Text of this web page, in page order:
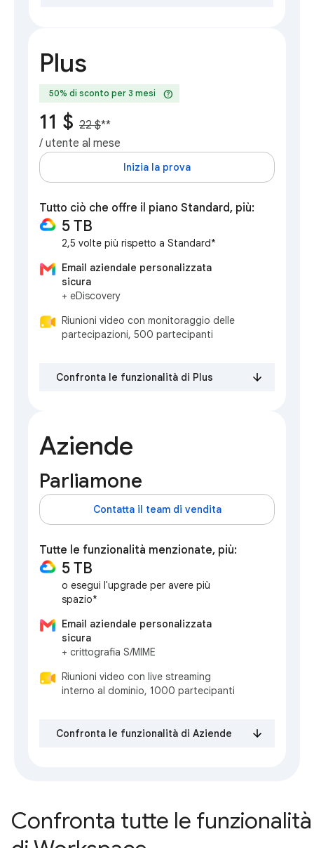
Plus
50% di sconto per 3 mesi help
11 $ 22 $**
/ utente al mese
Inizia la prova
Tutto ciò che offre il piano Standard, più:
5 TB
2,5 volte più rispetto a Standard*
Email aziendale personalizzata
sicura
+ eDiscovery
Riunioni video con monitoraggio delle
partecipazioni, 500 partecipanti
Confronta le funzionalità di Plus
Aziende
Parliamone
Contatta il team di vendita
Tutte le funzionalità menzionate, più:
5 TB
o esegui l'upgrade per avere più
spazio*
Email aziendale personalizzata
sicura
+ crittografia S/MIME
Riunioni video con live streaming
interno al dominio, 1000 partecipanti
Confronta le funzionalità di Aziende
Confronta tutte le funzionalità